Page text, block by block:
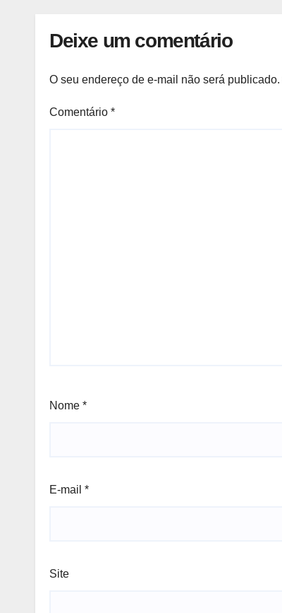
Deixe um comentário
O seu endereço de e-mail não será publicado.
Comentário *
Nome *
E-mail *
Site